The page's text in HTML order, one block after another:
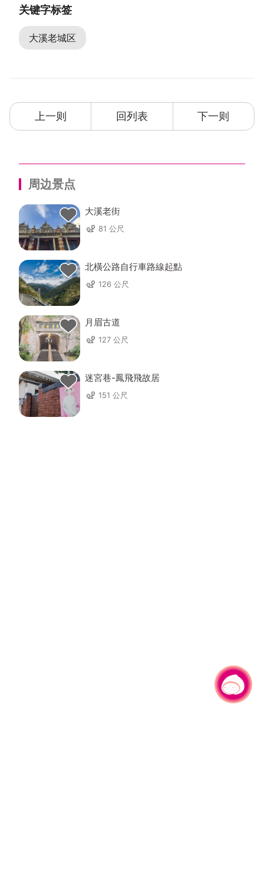
关键字标签
大溪老城区
上一则 回列表 下一则
周边景点
大溪老街
81 公尺
北橫公路自行車路線起點
126 公尺
月眉古道
127 公尺
迷宮巷-鳳飛飛故居
151 公尺